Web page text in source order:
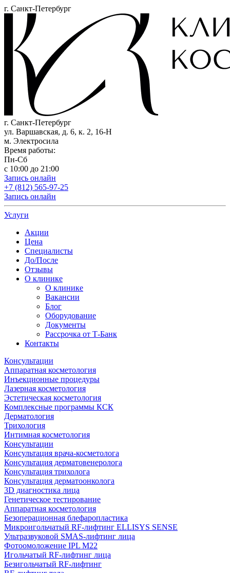
г. Санкт-Петербург
г. Санкт-Петербург
ул. Варшавская, д. 6, к. 2, 16-Н
м. Электросила
Время работы:
Пн-Сб
с 10:00 до 21:00
Запись онлайн
+7 (812) 565-97-25
Запись онлайн
Услуги
Акции
Цена
Специалисты
До/После
Отзывы
О клинике
О клинике
Вакансии
Блог
Оборудование
Документы
Рассрочка от Т-Банк
Контакты
Консультации
Аппаратная косметология
Инъекционные процедуры
Лазерная косметология
Эстетическая косметология
Комплексные программы КСК
Дерматология
Трихология
Интимная косметология
Консультации
Консультация врача-косметолога
Консультация дерматовенеролога
Консультация трихолога
Консультация дерматоонколога
3D диагностика лица
Генетическое тестирование
Аппаратная косметология
Безоперационная блефаропластика
Микроигольчатый RF-лифтинг ELLISYS SENSE
Ультразвуковой SMAS-лифтинг лица
Фотоомоложение IPL M22
Игольчатый RF-лифтинг лица
Безигольчатый RF-лифтинг